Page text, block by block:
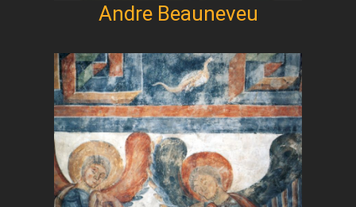
Andre Beauneveu